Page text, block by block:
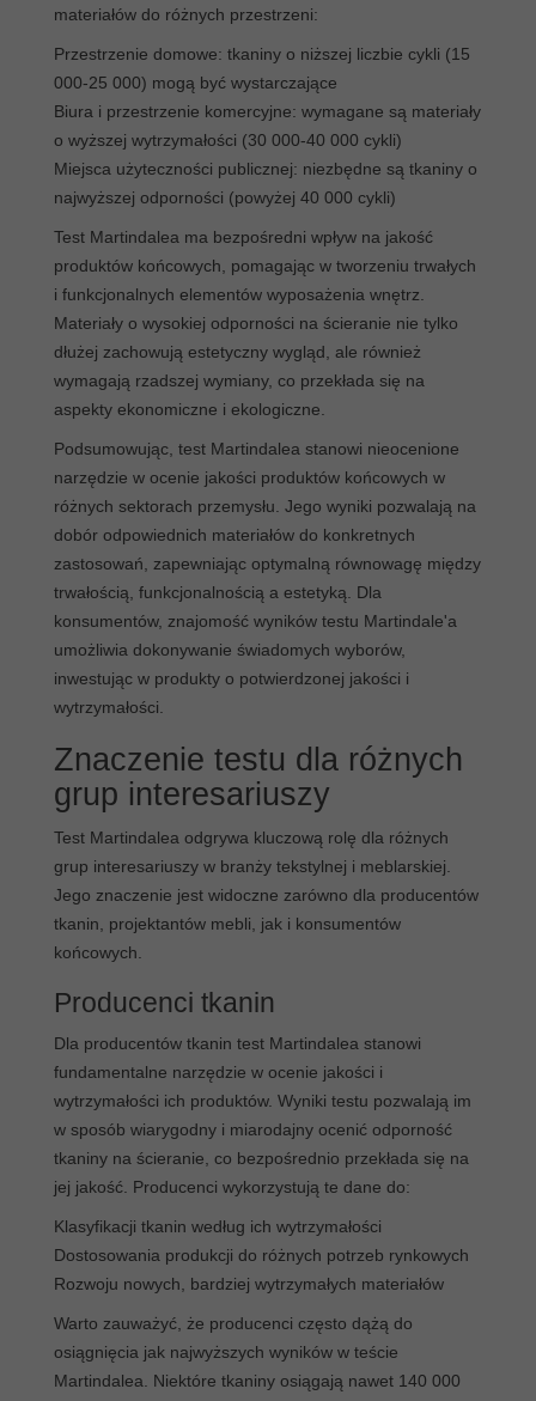
materiałów do różnych przestrzeni:
Przestrzenie domowe: tkaniny o niższej liczbie cykli (15
000-25 000) mogą być wystarczające
Biura i przestrzenie komercyjne: wymagane są materiały
o wyższej wytrzymałości (30 000-40 000 cykli)
Miejsca użyteczności publicznej: niezbędne są tkaniny o
najwyższej odporności (powyżej 40 000 cykli)
Test Martindalea ma bezpośredni wpływ na jakość
produktów końcowych, pomagając w tworzeniu trwałych
i funkcjonalnych elementów wyposażenia wnętrz.
Materiały o wysokiej odporności na ścieranie nie tylko
dłużej zachowują estetyczny wygląd, ale również
wymagają rzadszej wymiany, co przekłada się na
aspekty ekonomiczne i ekologiczne.
Podsumowując, test Martindalea stanowi nieocenione
narzędzie w ocenie jakości produktów końcowych w
różnych sektorach przemysłu. Jego wyniki pozwalają na
dobór odpowiednich materiałów do konkretnych
zastosowań, zapewniając optymalną równowagę między
trwałością, funkcjonalnością a estetyką. Dla
konsumentów, znajomość wyników testu Martindale'a
umożliwia dokonywanie świadomych wyborów,
inwestując w produkty o potwierdzonej jakości i
wytrzymałości.
Znaczenie testu dla różnych
grup interesariuszy
Test Martindalea odgrywa kluczową rolę dla różnych
grup interesariuszy w branży tekstylnej i meblarskiej.
Jego znaczenie jest widoczne zarówno dla producentów
tkanin, projektantów mebli, jak i konsumentów
końcowych.
Producenci tkanin
Dla producentów tkanin test Martindalea stanowi
fundamentalne narzędzie w ocenie jakości i
wytrzymałości ich produktów. Wyniki testu pozwalają im
w sposób wiarygodny i miarodajny ocenić odporność
tkaniny na ścieranie, co bezpośrednio przekłada się na
jej jakość. Producenci wykorzystują te dane do:
Klasyfikacji tkanin według ich wytrzymałości
Dostosowania produkcji do różnych potrzeb rynkowych
Rozwoju nowych, bardziej wytrzymałych materiałów
Warto zauważyć, że producenci często dążą do
osiągnięcia jak najwyższych wyników w teście
Martindalea. Niektóre tkaniny osiągają nawet 140 000